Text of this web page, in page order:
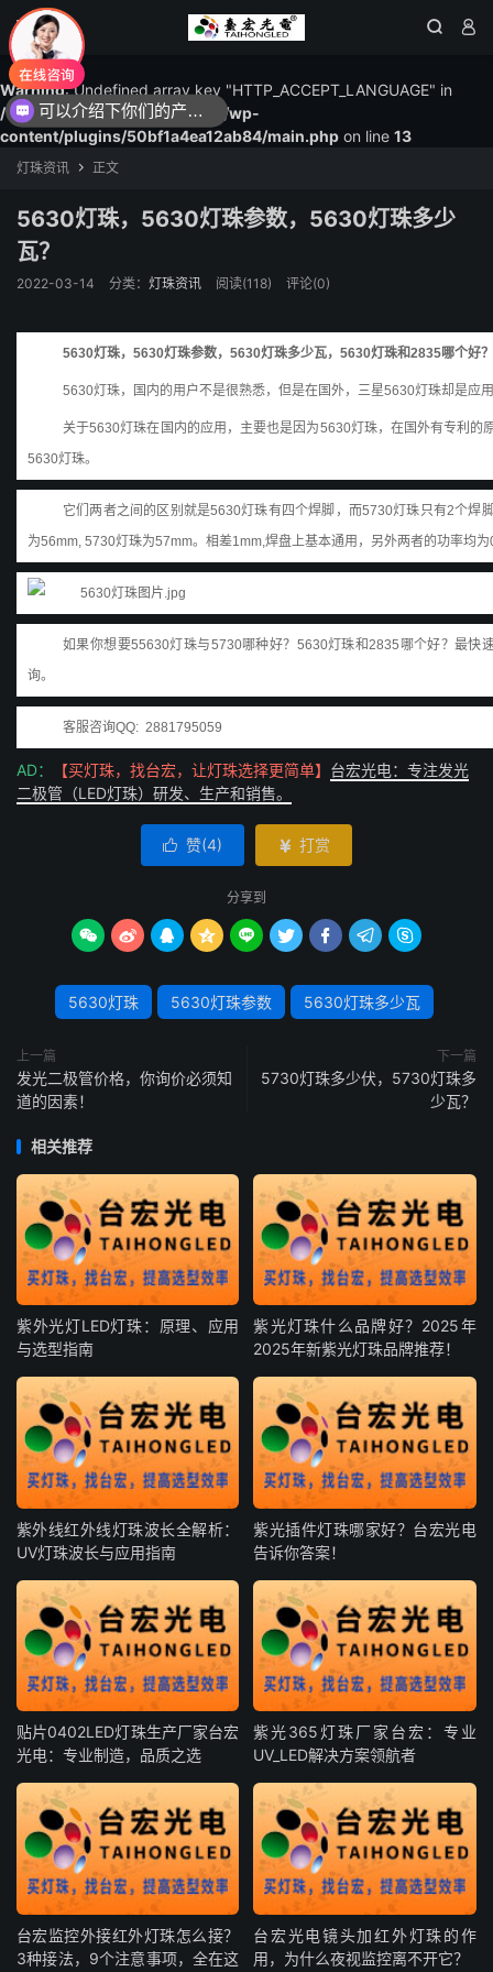
Warning: Undefined array key "HTTP_ACCEPT_LANGUAGE" in
/www/wwwroot/1615led.com/wp-
content/plugins/50bf1a4ea12ab84/main.php on line 13

 

灯珠资讯  正文
5630灯珠，5630灯珠参数，5630灯珠多少
瓦？
2022-03-14 分类： 灯珠资讯 阅读(118) 评论(0)
5630灯珠， 5630灯珠参数，5630灯珠多少瓦，5630灯珠和2835哪个好？
5630灯珠，国内的用户不是很熟悉，但是在国外，三星5630灯珠却是应
关于5630灯珠在国内的应用，主要也是因为5630灯珠，在国外有专利的
5630灯珠。
它们两者之间的区别就是5630灯珠有四个焊脚，而5730灯珠只有2个焊
为56mm, 5730灯珠为57mm。 相差1mm,焊盘上基本通用，另外两者的功率均
如果你想要55630灯珠与5730哪种好？5630灯珠和2835哪个好？最快
询。
客服咨询QQ: 2881795059
AD： 【买灯珠，找台宏，让灯珠选择更简单】 台宏光电：专注发光
二极管（LED灯珠）研发、生产和销售。
 赞(4)  打赏
分享到
        
5630灯珠 5630灯珠参数 5630灯珠多少瓦
上一篇
发光二极管价格，你询价必须知
道的因素！
下一篇
5730灯珠多少伏，5730灯珠多
少瓦？
相关推荐
紫外光灯LED灯珠：原理、应用
与选型指南
紫光灯珠什么品牌好？2025年
2025年新紫光灯珠品牌推荐！
紫外线红外线灯珠波长全解析：
UV灯珠波长与应用指南
紫光插件灯珠哪家好？台宏光电
告诉你答案！
贴片0402LED灯珠生产厂家台宏
光电：专业制造，品质之选
紫光365灯珠厂家台宏：专业
UV_LED解决方案领航者
台宏监控外接红外灯珠怎么接？
3种接法，9个注意事项，全在这
台宏光电镜头加红外灯珠的作
用，为什么夜视监控离不开它？
可以介绍下你们的产品么？